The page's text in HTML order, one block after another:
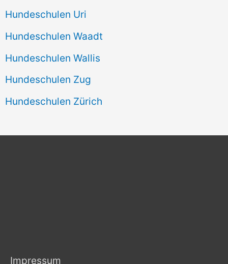
Hundeschulen Uri
Hundeschulen Waadt
Hundeschulen Wallis
Hundeschulen Zug
Hundeschulen Zürich
Impressum